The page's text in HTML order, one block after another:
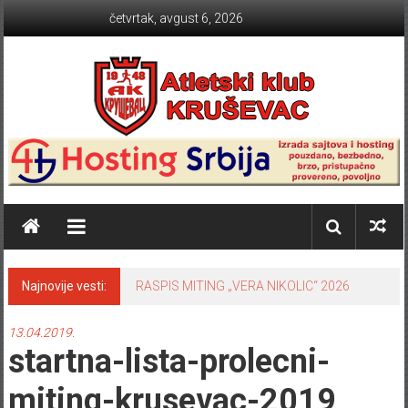
četvrtak, avgust 6, 2026
Atletski klub KRUŠEVAC
Najnovije vesti: RASPIS MITING „VERA NIKOLIC“ 2026
13.04.2019.
startna-lista-prolecni-